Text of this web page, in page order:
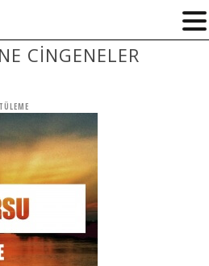
CINGENELER